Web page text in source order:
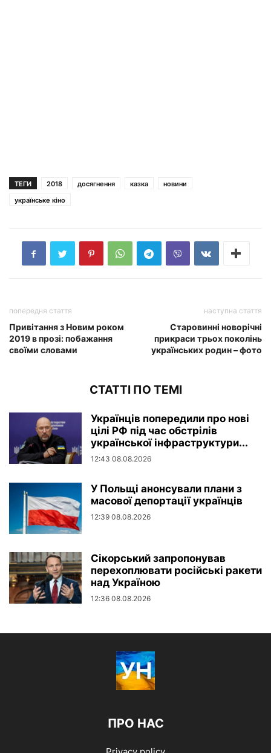
ТЕГИ 2018 досягнення казка
новини
українське кіно
попередня стаття
Привітання з Новим роком
2019 в прозі: побажання
своїми словами
наступна стаття
Старовинні новорічні
прикраси трьох поколінь
українських родин – фото
СТАТТІ ПО ТЕМІ
Українців попередили про нові
цілі РФ під час обстрілів
української інфраструктури...
12:43 08.08.2026
У Польщі анонсували плани з
масової депортації українців
12:39 08.08.2026
Сікорський запропонував
перехоплювати російські ракети
над Україною
12:36 08.08.2026
ПРО НАС